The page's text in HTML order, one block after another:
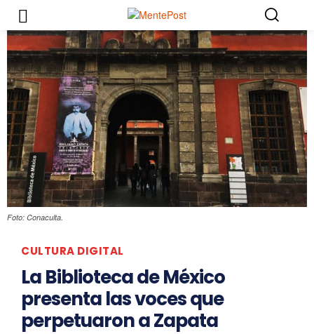
Foto: Conaculta.
CULTURA DIGITAL
La Biblioteca de México
presenta las voces que
perpetuaron a Zapata